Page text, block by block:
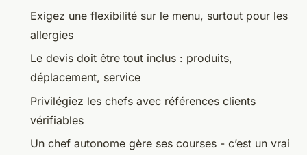
Exigez une flexibilité sur le menu, surtout pour les
allergies
Le devis doit être tout inclus : produits,
déplacement, service
Privilégiez les chefs avec références clients
vérifiables
Un chef autonome gère ses courses - c’est un vrai